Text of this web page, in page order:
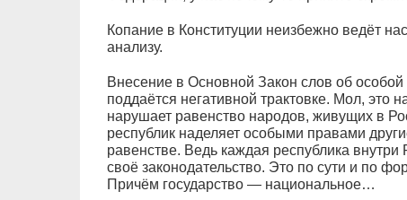
Копание в Конституции неизбежно ведёт
анализу.
Внесение в Основной Закон слов об особой
поддаётся негативной трактовке. Мол, это
нарушает равенство народов, живущих в
республик наделяет особыми правами
равенстве. Ведь каждая республика
своё законодательство. Это по сути и по
Причём государство — национальное…